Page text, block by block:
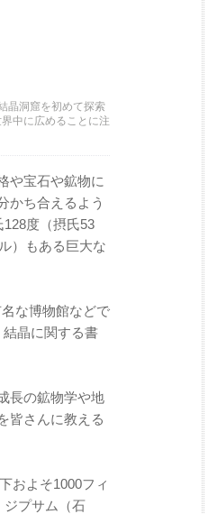
晶洞窟を初めて探索
中に広めることに注
や宝石や鉱物に
かち合えるよう
度（摂氏53
）もある巨大な
な博物館などで
晶に関する書
長の鉱物学や地
皆さんに教える
およそ1000フィ
ジプサム（石